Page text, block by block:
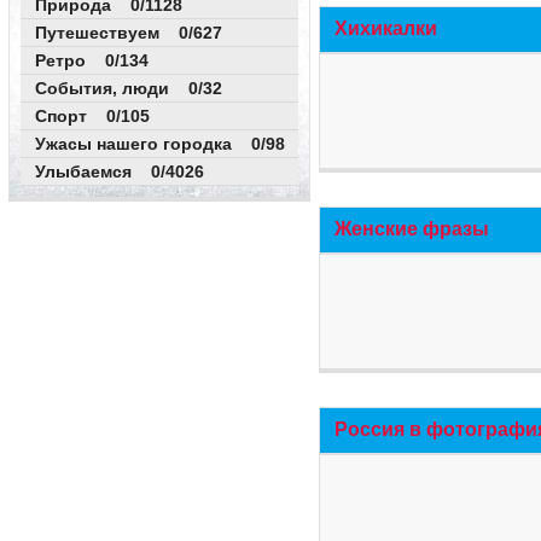
Природа 0/1128
Путешествуем 0/627
Ретро 0/134
События, люди 0/32
Спорт 0/105
Ужасы нашего городка 0/98
Улыбаемся 0/4026
Хихикалки
Женские фразы
Россия в